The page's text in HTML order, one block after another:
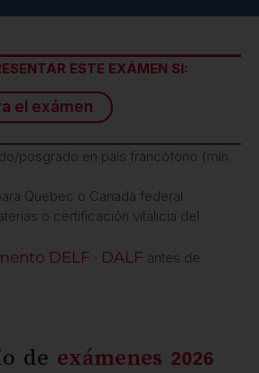
ESTE EXÁMEN SI:
el exámen
posgrado en país francófono (mín.
Quebec o Canadá federal.
o certificación vitalicia del
DELF · DALF antes de
de exámenes 2026